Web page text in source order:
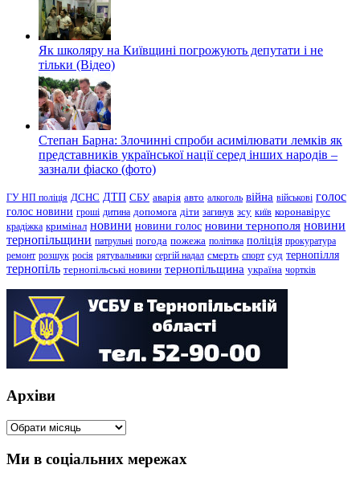
Як школяру на Київщині погрожують депутати і не
тільки (Відео)
Степан Барна: Злочинні спроби асимілювати лемків як
представників української нації серед інших народів –
зазнали фіаско (фото)
ГУ НП поліція ДСНС ДТП СБУ аварія авто алкоголь війна військові голос
голос новини гроші дитина допомога діти загинув зсу київ коронавірус
крадіжка кримінал новини новини голос новини тернополя новини
тернопільщини патрульні погода пожежа політика поліція прокуратура
ремонт розшук росія рятувальники сергій надал смерть спорт суд тернопілля
тернопіль тернопільські новини тернопільщина україна чортків
Архіви
Архіви
Ми в соціальних мережах